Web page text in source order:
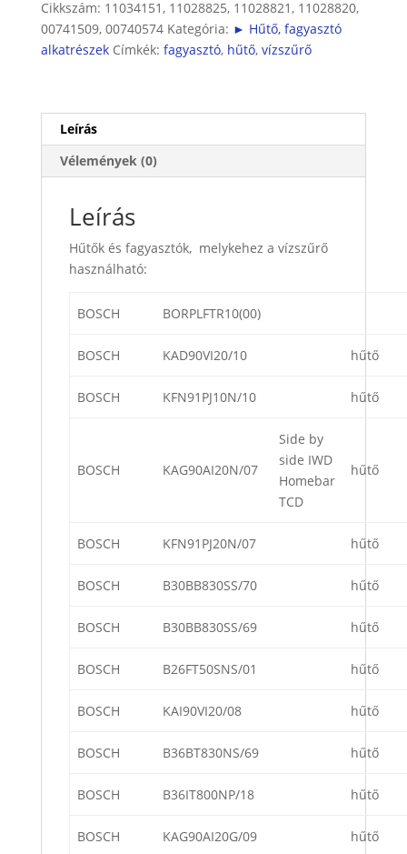
Cikkszám: 11034151, 11028825, 11028821, 11028820,
00741509, 00740574 Kategória: ► Hűtő, fagyasztó
alkatrészek Címkék: fagyasztó, hűtő, vízszűrő
Leírás
Vélemények (0)
Leírás
Hűtők és fagyasztók, melykehez a vízszűrő
használható:
BOSCH BORPLFTR10(00)
BOSCH KAD90VI20/10 hűtő
BOSCH KFN91PJ10N/10 hűtő
BOSCH KAG90AI20N/07
Side by
side IWD
Homebar
TCD
hűtő
BOSCH KFN91PJ20N/07 hűtő
BOSCH B30BB830SS/70 hűtő
BOSCH B30BB830SS/69 hűtő
BOSCH B26FT50SNS/01 hűtő
BOSCH KAI90VI20/08 hűtő
BOSCH B36BT830NS/69 hűtő
BOSCH B36IT800NP/18 hűtő
BOSCH KAG90AI20G/09 hűtő